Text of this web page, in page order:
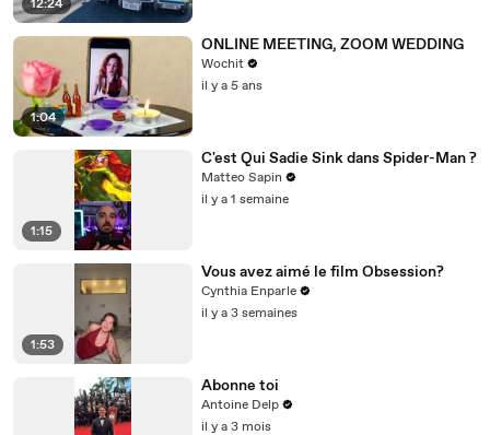
12:24
1:04
ONLINE MEETING, ZOOM WEDDING
Wochit
il y a 5 ans
1:15
C'est Qui Sadie Sink dans Spider-Man ?
Matteo Sapin
il y a 1 semaine
1:53
Vous avez aimé le film Obsession?
Cynthia Enparle
il y a 3 semaines
Abonne toi
Antoine Delp
il y a 3 mois